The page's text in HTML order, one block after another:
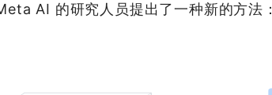
AI 的研究人员提出了一种新的方法